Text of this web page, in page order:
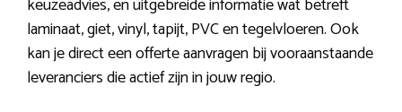
keuzeadvies, en uitgebreide informatie wat betreft
laminaat, giet, vinyl, tapijt, PVC en tegelvloeren. Ook
kan je direct een offerte aanvragen bij vooraanstaande
leveranciers die actief zijn in jouw regio.